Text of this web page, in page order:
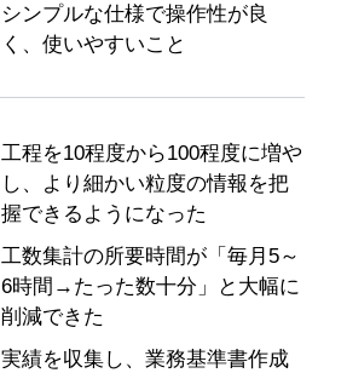
シンプルな仕様で操作性が良
く、使いやすいこと
工程を10程度から100程度に増や
し、より細かい粒度の情報を把
握できるようになった
工数集計の所要時間が「毎月5～
6時間→たった数十分」と大幅に
削減できた
実績を収集し、業務基準書作成